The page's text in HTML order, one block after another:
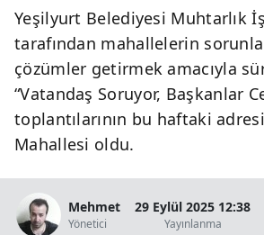
Yeşilyurt Belediyesi Muhtarlık
tarafından mahallelerin
çözümler getirmek amacıyla
“Vatandaş Soruyor, Başkanlar
toplantılarının bu haftaki
Mahallesi oldu.
Mehmet
Yönetici
29 Eylül 2025 12:38
Yayınlanma